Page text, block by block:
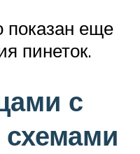
еще
пинеток.
с